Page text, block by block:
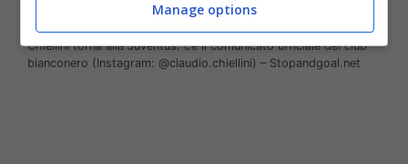
Chiellini torna alla Juventus: c’è il comunicato ufficiale del club
bianconero (Instagram: @claudio.chiellini) – Stopandgoal.net
Manage options